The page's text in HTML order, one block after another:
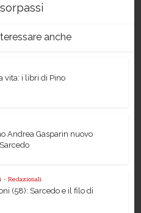
anche
vita: i libri di Pino
Andrea Gasparin nuovo
• Redazionali
(58): Sarcedo e il filo di